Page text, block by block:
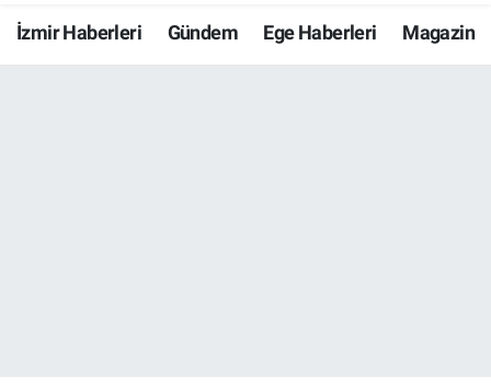
İzmir Haberleri Gündem Ege Haberleri Magazin
Resmi İlanlar